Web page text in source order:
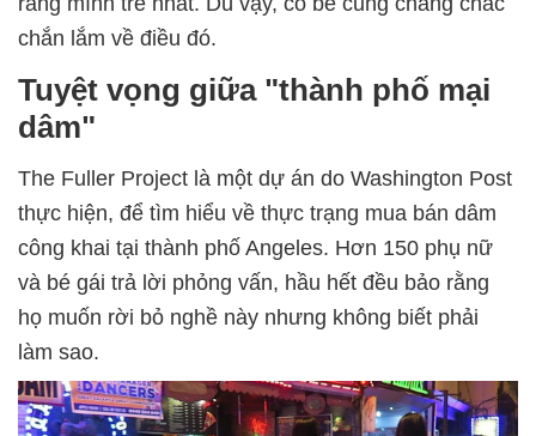
chắn lắm về điều đó.
Tuyệt vọng giữa "thành phố mại
dâm"
The Fuller Project là một dự án do Washington Post
thực hiện, để tìm hiểu về thực trạng mua bán dâm
công khai tại thành phố Angeles. Hơn 150 phụ nữ
và bé gái trả lời phỏng vấn, hầu hết đều bảo rằng
họ muốn rời bỏ nghề này nhưng không biết phải
làm sao.